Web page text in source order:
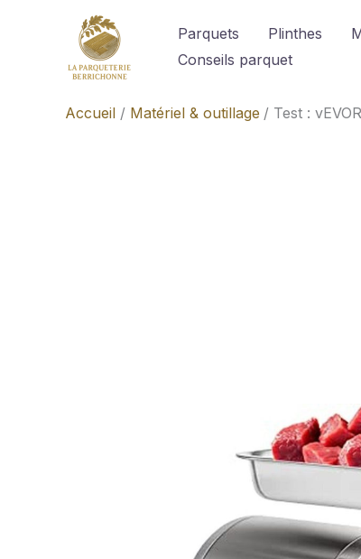
Parquets Plinthes
Conseils parquet
Accueil Matériel & outillage Test :